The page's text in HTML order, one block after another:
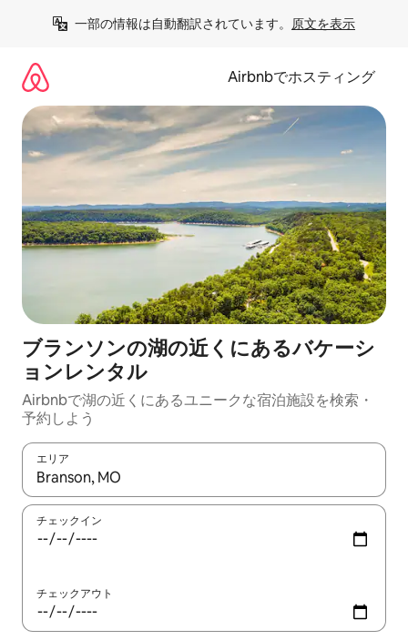
一部の情報は自動翻訳されています。 原文を表示
Airbnbでホスティング
ブランソンの湖の近くにあるバケーシ
ョンレンタル
Airbnbで湖の近くにあるユニークな宿泊施設を検索・
予約しよう
エリア
検索結果が表示されたら、上下の矢印キーを使って移動するか
チェックイン
チェックアウト